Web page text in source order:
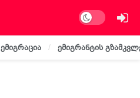
Dark mode
ემიგრაცია ემიგრანტის